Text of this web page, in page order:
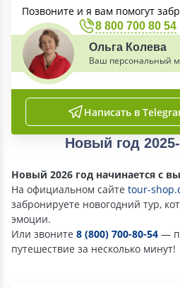
Позвоните и я вам помогут
8 800 700 80 54
Ольга Колева
Ваш персональный
Написать в
Новый год
Новый 2026 год начинается с
На официальном сайте tour-
забронируете новогодний тур,
эмоции.
Или звоните 8 (800) 700-80-54 —
путешествие за несколько минут!